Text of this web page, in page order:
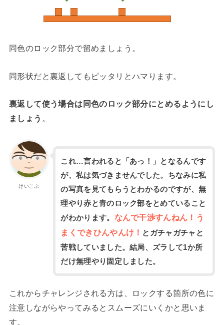
同色のロック部分で留めましょう。
同形状だと裏返してもピッタリとハマります。
裏返して使う場合は同色のロック部分にとめるようにし
ましょう 。
けいこぶ
これ…言われると「あっ！」となるんです
が、私は気づきませんでした。ちなみに私
の写真を見てもらうとわかるのですが、無
理やり赤と青のロック部をとめていること
がわかります。 なんで干渉すんねん！う
まくできひんやんけ！ とガチャガチャと
苦戦していました。結局、ズラして1か所
だけ無理やり固定しました。
これからチャレンジされる方は、ロックする箇所の色に
注意しながらやってみるとスムーズにいくかと思いま
す。